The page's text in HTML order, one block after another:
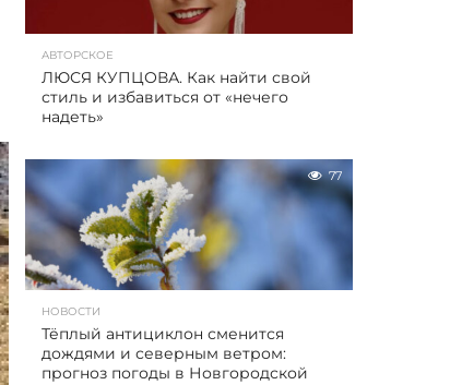
АВТОРСКОЕ
ЛЮСЯ КУПЦОВА. Как найти свой
стиль и избавиться от «нечего
надеть»
77
НОВОСТИ
Тёплый антициклон сменится
дождями и северным ветром:
прогноз погоды в Новгородской